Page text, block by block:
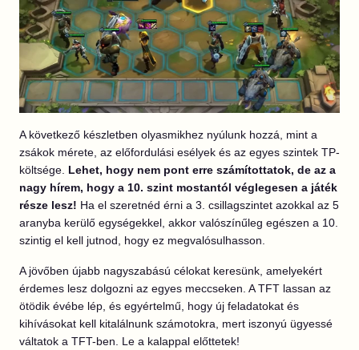
A következő készletben olyasmikhez nyúlunk hozzá, mint a
zsákok mérete, az előfordulási esélyek és az egyes szintek TP-
költsége. Lehet, hogy nem pont erre számítottatok, de az a
nagy hírem, hogy a 10. szint mostantól véglegesen a játék
része lesz! Ha el szeretnéd érni a 3. csillagszintet azokkal az 5
aranyba kerülő egységekkel, akkor valószínűleg egészen a 10.
szintig el kell jutnod, hogy ez megvalósulhasson.
A jövőben újabb nagyszabású célokat keresünk, amelyekért
érdemes lesz dolgozni az egyes meccseken. A TFT lassan az
ötödik évébe lép, és egyértelmű, hogy új feladatokat és
kihívásokat kell kitalálnunk számotokra, mert iszonyú ügyessé
váltatok a TFT-ben. Le a kalappal előttetek!